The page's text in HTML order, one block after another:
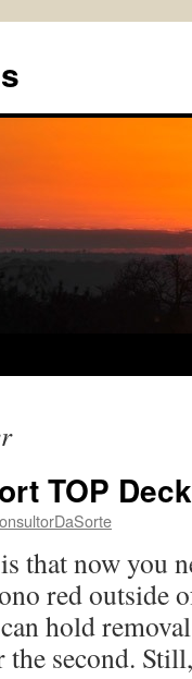
TOP
that now you
red outside
hold
the second.